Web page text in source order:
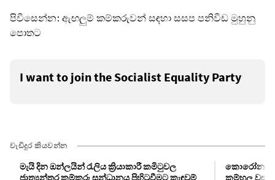
පිවිසෙන්න: ඇඟලුම් කම්කරුවන් සඳහා සසප පනිවිඩ මුහුනු
පොතට
I want to join the Socialist Equality Party
වැඩිදුර කියවන්න
මැයි දින ඔන්ලයින් රැලිය ක්‍රියාකාරී කමිටුවල
ජාත්‍යන්තර කම්කරු සන්ධානය පිහිටුවීමට කැඳවුම්
කොරෝනා
කම්හල වසා